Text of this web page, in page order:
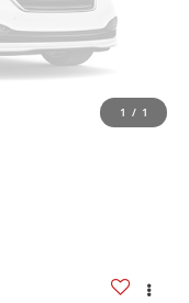
1 / 1